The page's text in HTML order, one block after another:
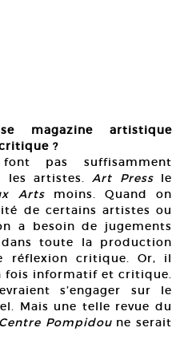
magazine artistique
?
pas suffisamment
les artistes.Art Pressle
Artsmoins. Quand on
de certains artistes ou
a besoin de jugements
toute la production
réflexion critique. Or, il
fois informatif et critique.
s’engager sur le
Mais une telle revue du
Pompidoune serait